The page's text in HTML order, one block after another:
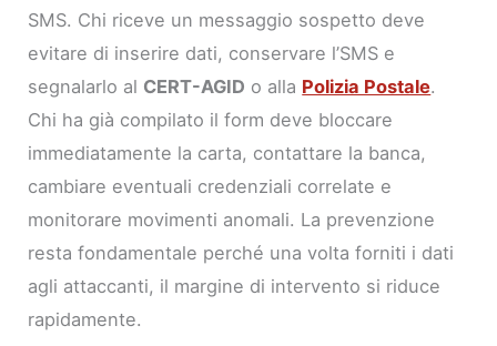
SMS. Chi riceve un messaggio sospetto deve
evitare di inserire dati, conservare l’SMS e
segnalarlo al CERT-AGID o alla Polizia Postale.
Chi ha già compilato il form deve bloccare
immediatamente la carta, contattare la banca,
cambiare eventuali credenziali correlate e
monitorare movimenti anomali. La prevenzione
resta fondamentale perché una volta forniti i dati
agli attaccanti, il margine di intervento si riduce
rapidamente.